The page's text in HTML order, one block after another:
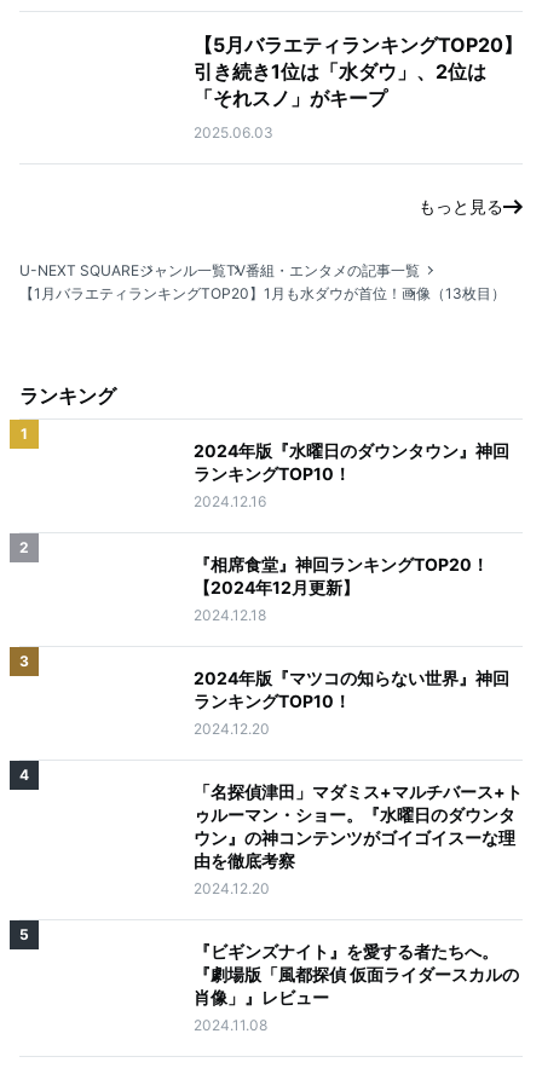
【5月バラエティランキングTOP20】
引き続き1位は「水ダウ」、2位は
「それスノ」がキープ
2025.06.03
もっと見る
U-NEXT SQUAREジャンル一覧TV番組・エンタメの記事一覧
【1月バラエティランキングTOP20】1月も水ダウが首位！ 画像（13枚目）
ランキング
1
2024年版『水曜日のダウンタウン』神回
ランキングTOP10！
2024.12.16
2
『相席食堂』神回ランキングTOP20！
【2024年12月更新】
2024.12.18
3
2024年版『マツコの知らない世界』神回
ランキングTOP10！
2024.12.20
4
「名探偵津田」マダミス+マルチバース+ト
ゥルーマン・ショー。『水曜日のダウンタ
ウン』の神コンテンツがゴイゴイスーな理
由を徹底考察
2024.12.20
5
『ビギンズナイト』を愛する者たちへ。
『劇場版「風都探偵 仮面ライダースカルの
肖像」』レビュー
2024.11.08